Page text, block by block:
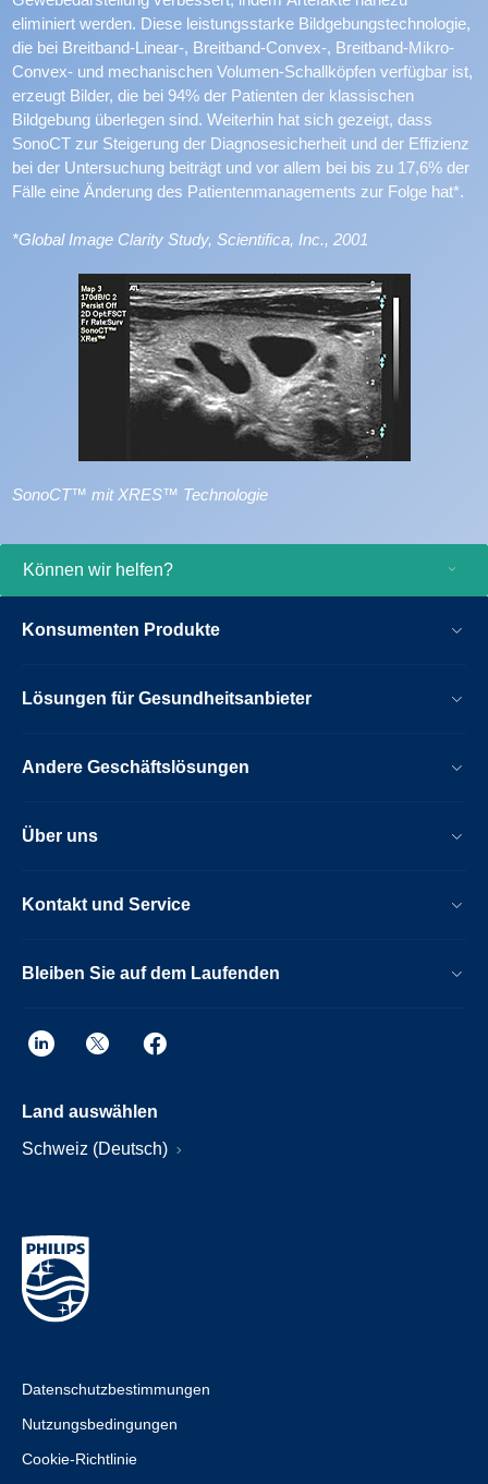
eliminiert werden. Diese leistungsstarke Bildgebungstechnologie,
die bei Breitband-Linear-, Breitband-Convex-, Breitband-Mikro-
Convex- und mechanischen Volumen-Schallköpfen verfügbar ist,
erzeugt Bilder, die bei 94% der Patienten der klassischen
Bildgebung überlegen sind. Weiterhin hat sich gezeigt, dass
SonoCT zur Steigerung der Diagnosesicherheit und der Effizienz
bei der Untersuchung beiträgt und vor allem bei bis zu 17,6% der
Fälle eine Änderung des Patientenmanagements zur Folge hat*.
*Global Image Clarity Study, Scientifica, Inc., 2001
SonoCT™ mit XRES™ Technologie
Können wir helfen?
Konsumenten Produkte
Lösungen für Gesundheitsanbieter
Andere Geschäftslösungen
Über uns
Kontakt und Service
Bleiben Sie auf dem Laufenden
Land auswählen
Schweiz (Deutsch)
Datenschutzbestimmungen
Nutzungsbedingungen
Cookie-Richtlinie